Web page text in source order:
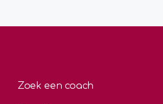
Zoek een coach